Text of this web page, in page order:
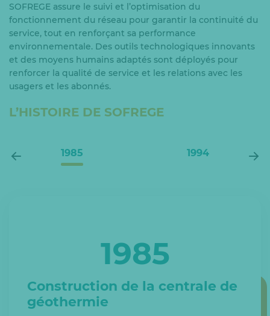
SOFREGE assure le suivi et l’optimisation du
fonctionnement du réseau pour garantir la continuité du
service, tout en renforçant sa performance
environnementale. Des outils technologiques innovants
et des moyens humains adaptés sont déployés pour
renforcer la qualité de service et les relations avec les
usagers et les abonnés.
L’HISTOIRE DE SOFREGE
1985 1994
1985
Construction de la centrale de
géothermie
1994
Ajout d’une centrale de
cogénération pour renforcer
les moyens de production
1997
Appel d’offre pour désigner un
cogénérateur
1998
de cogénération
1999
chaleur
2010
d’offre